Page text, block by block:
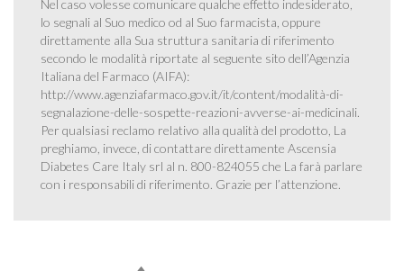
Nel caso volesse comunicare qualche effetto indesiderato,
lo segnali al Suo medico od al Suo farmacista, oppure
direttamente alla Sua struttura sanitaria di riferimento
secondo le modalità riportate al seguente sito dell’Agenzia
Italiana del Farmaco (AIFA):
http://www.agenziafarmaco.gov.it/it/content/modalità-di-
segnalazione-delle-sospette-reazioni-avverse-ai-medicinali.
Per qualsiasi reclamo relativo alla qualità del prodotto, La
preghiamo, invece, di contattare direttamente Ascensia
Diabetes Care Italy srl al n. 800-824055 che La farà parlare
con i responsabili di riferimento. Grazie per l’attenzione.